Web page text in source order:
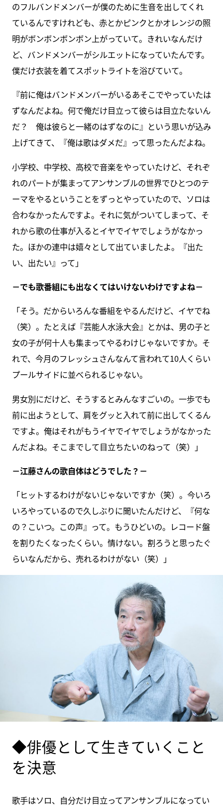
のフルバンドメンバーが僕のために生音を出してくれ
ているんですけれども、赤とかピンクとかオレンジの照
明がボンボンボンボン上がっていて。きれいなんだけ
ど、バンドメンバーがシルエットになっていたんです。
僕だけ衣装を着てスポットライトを浴びていて。
『前に俺はバンドメンバーがいるあそこでやっていたは
ずなんだよね。何で俺だけ目立って彼らは目立たないん
だ？ 俺は彼らと一緒のはずなのに』という思いが込み
上げてきて、『俺は歌はダメだ』って思ったんだよね。
小学校、中学校、高校で音楽をやっていたけど、それぞ
れのパートが集まってアンサンブルの世界でひとつのテ
ーマをやるということをずっとやっていたので、ソロは
合わなかったんですよ。それに気がついてしまって、そ
れから歌の仕事が入るとイヤでイヤでしょうがなかっ
た。ほかの連中は嬉々として出ていましたよ。『出た
い、出たい』って」
－でも歌番組にも出なくてはいけないわけですよね－
「そう。だからいろんな番組をやるんだけど、イヤでね
（笑）。たとえば『芸能人水泳大会』とかは、男の子と
女の子が何十人も集まってやるわけじゃないですか。そ
れで、今月のフレッシュさんなんて言われて10人くらい
プールサイドに並べられるじゃない。
男女別にだけど、そうするとみんなすごいの。一歩でも
前に出ようとして、肩をグッと入れて前に出してくるん
ですよ。俺はそれがもうイヤでイヤでしょうがなかった
んだよね。そこまでして目立ちたいのねって（笑）」
－江藤さんの歌自体はどうでした？－
「ヒットするわけがないじゃないですか（笑）。今いろ
いろやっているので久しぶりに聞いたんだけど、『何な
の？こいつ。この声』って。もうひどいの。レコード盤
を割りたくなったくらい。情けない。割ろうと思ったぐ
らいなんだから、売れるわけがない（笑）」
◆俳優として生きていくこと
を決意
歌手はソロ、自分だけ目立ってアンサンブルになってい